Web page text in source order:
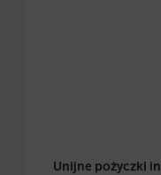
Unijne pożyczki